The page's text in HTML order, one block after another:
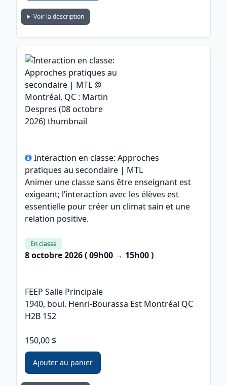
Voir la description
Interaction en classe: Approches
pratiques au secondaire | MTL
Animer une classe sans être enseignant est
exigeant; l’interaction avec les élèves est
essentielle pour créer un climat sain et une
relation positive.
En classe
8 octobre 2026( 09h00 → 15h00 )
FEEP Salle Principale
1940, boul. Henri-Bourassa Est Montréal QC
H2B 1S2
150,00 $
Ajouter au panier